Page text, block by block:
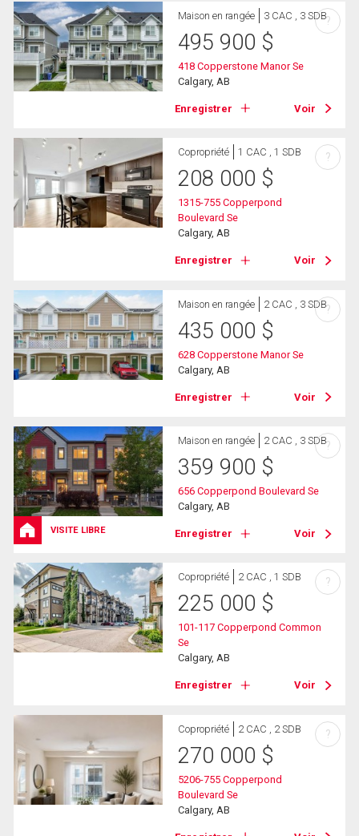
Maison en rangée 3 CAC , 3 SDB
495 900 $
418 Copperstone Manor Se
Calgary, AB
Enregistrer Voir
?
Copropriété 1 CAC , 1 SDB
208 000 $
1315-755 Copperpond
Boulevard Se
Calgary, AB
Enregistrer Voir
?
Maison en rangée 2 CAC , 3 SDB
435 000 $
628 Copperstone Manor Se
Calgary, AB
Enregistrer Voir
?
VISITE LIBRE
Maison en rangée 2 CAC , 3 SDB
359 900 $
656 Copperpond Boulevard Se
Calgary, AB
Enregistrer Voir
?
Copropriété 2 CAC , 1 SDB
225 000 $
101-117 Copperpond Common
Se
Calgary, AB
Enregistrer Voir
?
Copropriété 2 CAC , 2 SDB
270 000 $
5206-755 Copperpond
Boulevard Se
Calgary, AB
?